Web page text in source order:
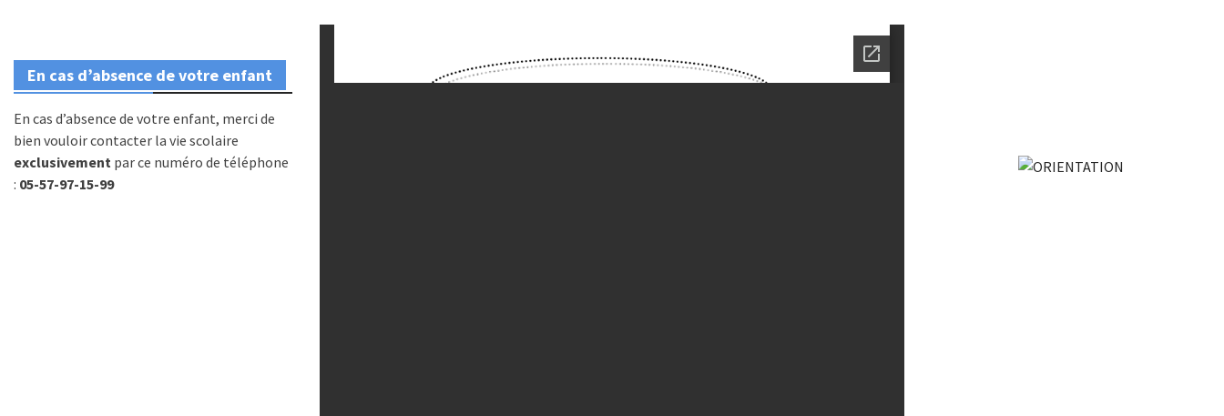
En cas d’absence de votre enfant
En cas d’absence de votre enfant, merci de
bien vouloir contacter la vie scolaire
exclusivement par ce numéro de téléphone
: 05-57-97-15-99